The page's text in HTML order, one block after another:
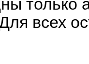
только
всех